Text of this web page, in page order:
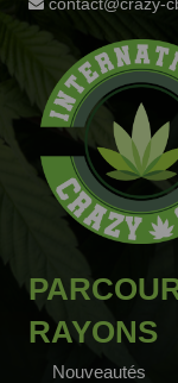
RAYONS
Nouveautés